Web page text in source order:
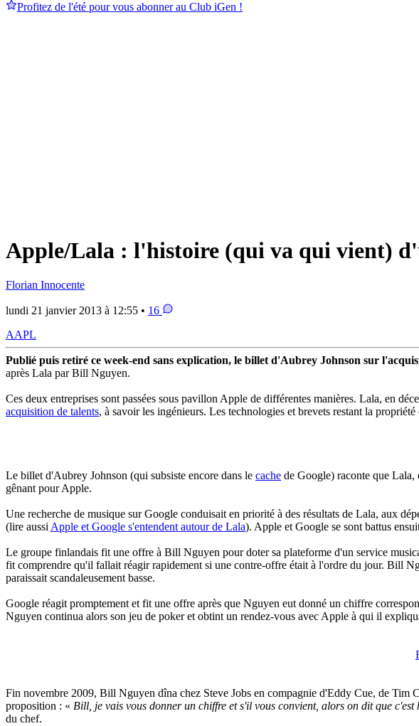
Profitez de l'été pour vous abonner au Club iGen !
Apple/Lala : l'histoire (qui va qui vient)
Florian Innocente
lundi 21 janvier 2013 à 12:55 • 16
AAPL
Publié puis retiré ce week-end sans explication, le billet d'Aubrey Johnson sur
après Lala par Bill Nguyen.
Ces deux entreprises sont passées sous pavillon Apple de différentes manières. Lala, en
acquisition de talents, à savoir les ingénieurs. Les technologies et brevets restant la
Le billet d'Aubrey Johnson (qui subsiste encore dans le cache de Google) raconte que Lala,
gênant pour Apple.
Une recherche de musique sur Google conduisait en priorité à des résultats de Lala, aux
(lire aussi Apple et Google s'entendent autour de Lala). Apple et Google se sont battus
Le groupe finlandais fit une offre à Bill Nguyen pour doter sa plateforme d'un service
fit comprendre qu'il fallait réagir rapidement si une contre-offre était à l'ordre du jour. Bill
paraissait scandaleusement basse.
Google réagit promptement et fit une offre après que Nguyen eut donné un chiffre
Nguyen continua alors son jeu de poker et obtint un rendez-vous avec Apple à qui il
Fin novembre 2009, Bill Nguyen dîna chez Steve Jobs en compagnie d'Eddy Cue, de Tim
proposition : « Bill, je vais vous donner un chiffre et s'il vous convient, alors on dit que
du chef.